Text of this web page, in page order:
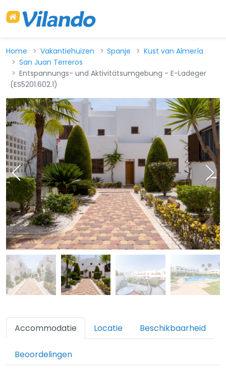
Home Vakantiehuizen Spanje
Kust van Almería
San Juan Terreros
Entspannungs- und Aktivitätsumgebung - E-Ladeger
(ES5201.602.1)
Accommodatie Locatie Beschikbaarheid
Beoordelingen